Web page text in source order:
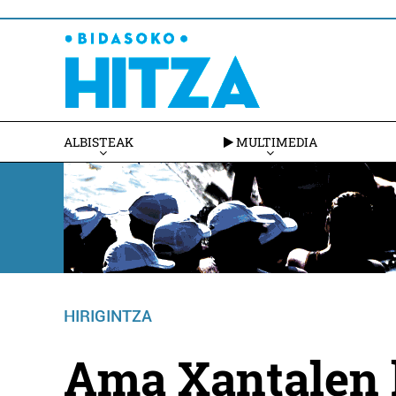
ALBISTEAK MULTIMEDIA
HIRIGINTZA
Ama